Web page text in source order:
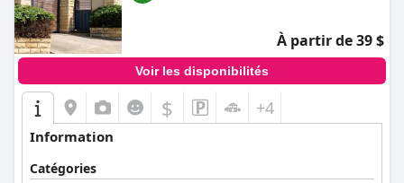
À partir de 39 $
Voir les disponibilités
$ +4
Information
Catégories